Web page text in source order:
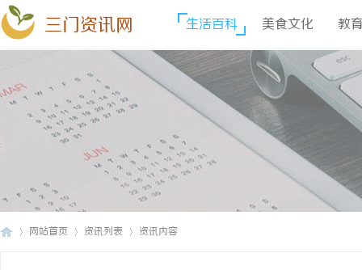
三门资讯网 生活百科 美食文化 教
网站首页 资讯列表 资讯内容